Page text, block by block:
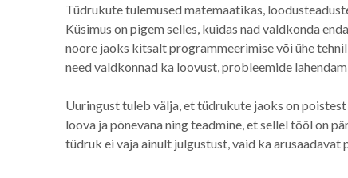
Tüdrukute tulemused matemaatikas,
Küsimus on pigem selles, kuidas nad valdkonda
noore jaoks kitsalt programmeerimise või ühe
need valdkonnad ka loovust, probleemide
Uuringust tuleb välja, et tüdrukute jaoks on
loova ja põnevana ning teadmine, et sellel tööl on
tüdruk ei vaja ainult julgustust, vaid ka